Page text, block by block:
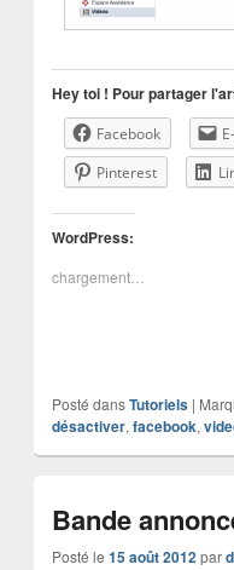
Hey toi ! Pour partager
Facebook
Pinterest
WordPress:
chargement…
Posté dans Tutoriels |
désactiver, facebook,
Bande
Posté le 15 août 2012 par